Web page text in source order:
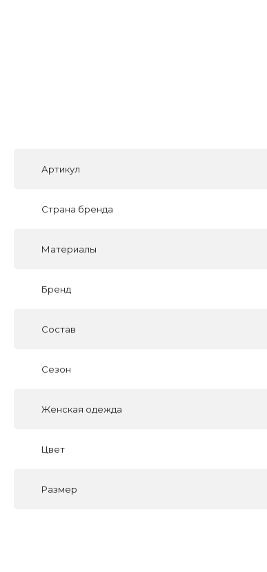
Артикул
Страна бренда
Материалы
Бренд
Состав
Сезон
Женская одежда
Цвет
Размер